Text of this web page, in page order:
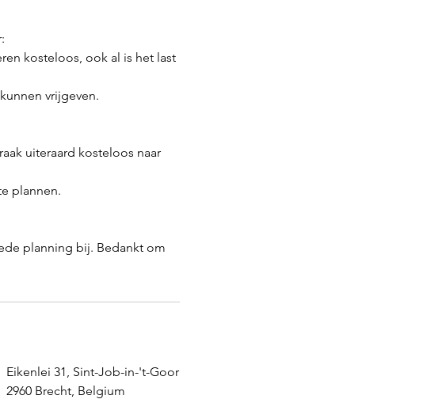
kosteloos, ook al is het last
vrijgeven.
uiteraard kosteloos naar
plannen.
planning bij. Bedankt om
Eikenlei 31, Sint-Job-in-'t-Goor
2960 Brecht, Belgium